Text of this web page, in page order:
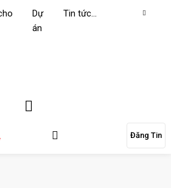
Dự
án
Tin tức…
Đăng Tin